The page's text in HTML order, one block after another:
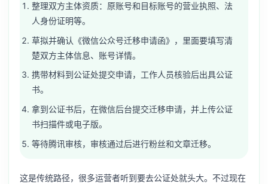
整理双方主体资质：原账号和目标账号的营业执照、法
人身份证明等。
草拟并确认《微信公众号迁移申请函》，里面要填写清
楚双方主体信息、账号详情。
携带材料到公证处提交申请，工作人员核验后出具公证
书。
拿到公证书后，在微信后台提交迁移申请，并上传公证
书扫描件或电子版。
等待腾讯审核，审核通过后进行粉丝和文章迁移。
这是传统路径，很多运营者听到要去公证处就头大。不过现在